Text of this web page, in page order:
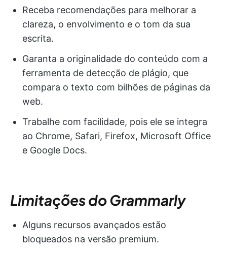
Receba recomendações para melhorar a
clareza, o envolvimento e o tom da sua
escrita.
Garanta a originalidade do conteúdo com a
ferramenta de detecção de plágio, que
compara o texto com bilhões de páginas da
web.
Trabalhe com facilidade, pois ele se integra
ao Chrome, Safari, Firefox, Microsoft Office
e Google Docs.
Limitações do Grammarly
Alguns recursos avançados estão
bloqueados na versão premium.